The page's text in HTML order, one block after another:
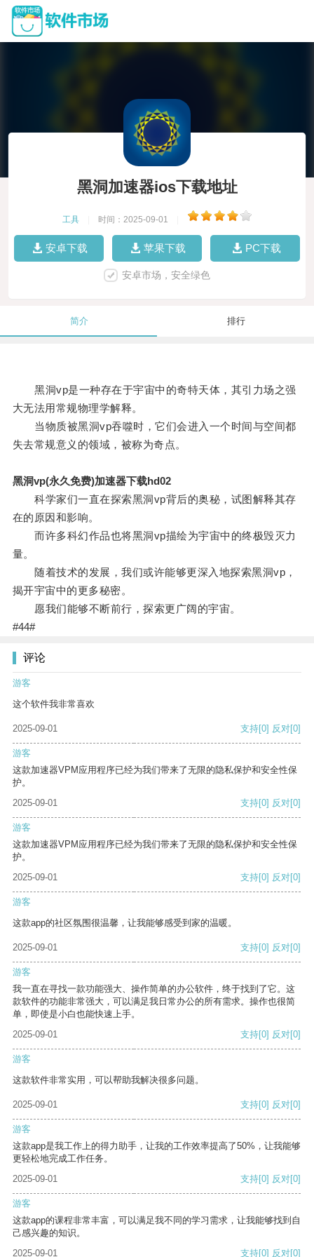
黑洞加速器ios下载地址
工具 时间：2025-09-01
安卓下载 苹果下载 PC下载
安卓市场，安全绿色
简介 排行
黑洞vp是一种存在于宇宙中的奇特天体，其引力场之强
大无法用常规物理学解释。
当物质被黑洞vp吞噬时，它们会进入一个时间与空间都
失去常规意义的领域，被称为奇点。
黑洞vp(永久免费)加速器下载hd02
科学家们一直在探索黑洞vp背后的奥秘，试图解释其存
在的原因和影响。
而许多科幻作品也将黑洞vp描绘为宇宙中的终极毁灭力
量。
随着技术的发展，我们或许能够更深入地探索黑洞vp，
揭开宇宙中的更多秘密。
愿我们能够不断前行，探索更广阔的宇宙。
#44#
评论
游客
这个软件我非常喜欢
2025-09-01 支持[0] 反对[0]
游客
这款加速器VPM应用程序已经为我们带来了无限的隐私保护和安全性保
护。
2025-09-01
支持[0] 反对[0]
游客
这款加速器VPM应用程序已经为我们带来了无限的隐私保护和安全性保
护。
2025-09-01
支持[0] 反对[0]
游客
这款app的社区氛围很温馨，让我能够感受到家的温暖。
2025-09-01 支持[0] 反对[0]
游客
我一直在寻找一款功能强大、操作简单的办公软件，终于找到了它。这
款软件的功能非常强大，可以满足我日常办公的所有需求。操作也很简
单，即使是小白也能快速上手。
2025-09-01
支持[0] 反对[0]
游客
这款软件非常实用，可以帮助我解决很多问题。
2025-09-01 支持[0] 反对[0]
游客
这款app是我工作上的得力助手，让我的工作效率提高了50%，让我能够
更轻松地完成工作任务。
2025-09-01
支持[0] 反对[0]
游客
这款app的课程非常丰富，可以满足我不同的学习需求，让我能够找到自
己感兴趣的知识。
2025-09-01
支持[0] 反对[0]